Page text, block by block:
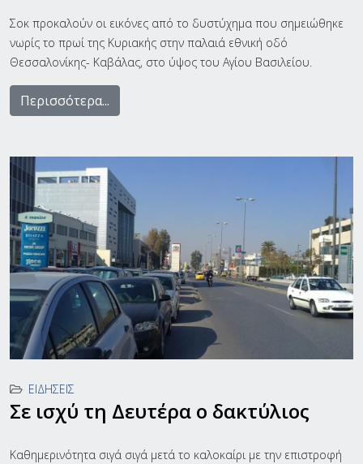
Σοκ προκαλούν οι εικόνες από το δυστύχημα που σημειώθηκε
νωρίς το πρωί της Κυριακής στην παλαιά εθνική οδό
Θεσσαλονίκης- Καβάλας, στο ύψος του Αγίου Βασιλείου.
Περισσότερα...
ΕΙΔΉΣΕΙΣ
Σε ισχύ τη Δευτέρα ο δακτύλιος
Καθημερινότητα σιγά σιγά μετά το καλοκαίρι με την επιστροφή